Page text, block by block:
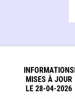
INFORMATIONS
MISES À JOUR
LE 28-04-2026